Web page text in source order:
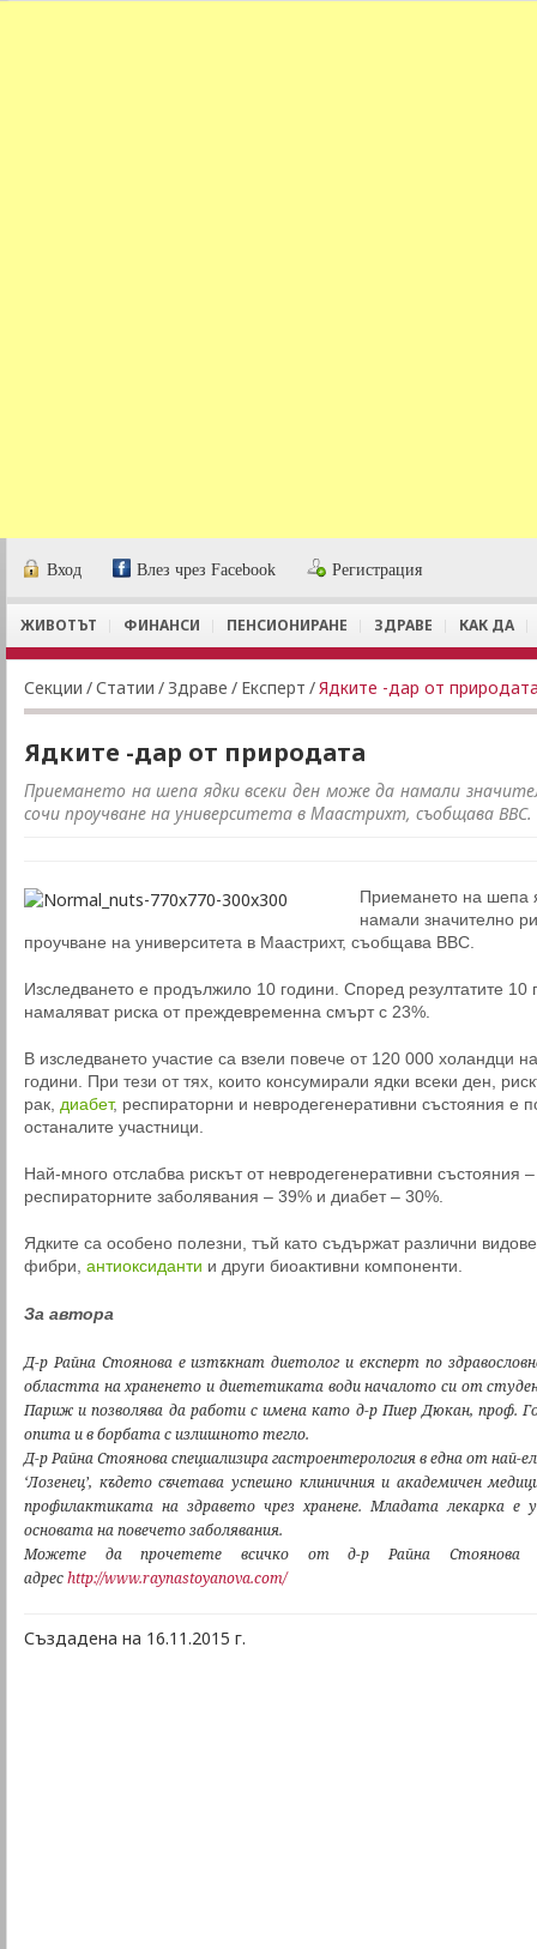
Вход Влез чрез Facebook Регистрация
ЖИВОТЪТ ФИНАНСИ ПЕНСИОНИРАНЕ ЗДРАВЕ КАК ДА
Секции /Статии / Здраве / Експерт /Ядките -дар от
Ядките -дар от природата
Приемането на шепа ядки всеки ден може да намали
сочи проучване на университета в Маастрихт, съобщава BBC.
Приемането на шепа
намали значително
проучване на университета в Маастрихт, съобщава BBC.
Изследването е продължило 10 години. Според резултатите 10
намаляват риска от преждевременна смърт с 23%.
В изследването участие са взели повече от 120 000 холандци
години. При тези от тях, които консумирали ядки всеки ден,
рак, диабет, респираторни и невродегенеративни състояния е
останалите участници.
Най-много отслабва рискът от невродегенеративни състояния
респираторните заболявания – 39% и диабет – 30%.
Ядките са особено полезни, тъй като съдържат различни
фибри, антиоксиданти и други биоактивни компоненти.
За автора
Д-р Райна Стоянова е изтъкнат диетолог и експерт по
областта на храненето и диететиката води началото си от
Париж и позволява да работи с имена като д-р Пиер Дюкан, проф.
опита и в борбата с излишното тегло.
Д-р Райна Стоянова специализира гастроентерология в една от
‘Лозенец’, където съчетава успешно клиничния и академичен
профилактиката на здравето чрез хранене. Младата лекарка е
основата на повечето заболявания.
Можете да прочетете всичко от д-р Райна Стоянова
адресhttp://www.raynastoyanova.com/
Създадена на 16.11.2015 г.